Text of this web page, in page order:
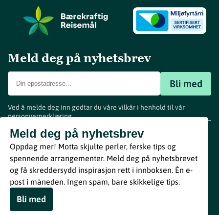
Meld deg på nyhetsbrev
Bli med
Ved å melde deg inn godtar du våre vilkår i henhold til vår
personvernerklæring.
Meld deg på nyhetsbrev
Oppdag mer! Motta skjulte perler, ferske tips og
spennende arrangementer. Meld deg på nyhetsbrevet
og få skreddersydd inspirasjon rett i innboksen. Én e-
post i måneden. Ingen spam, bare skikkelige tips.
Bli med
www.visitvestfold.com
Turistinformasjon
Vestfold Fylkeskommune
ByBreakfast